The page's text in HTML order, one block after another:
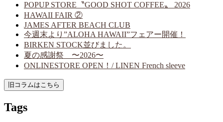
POPUP STORE〝GOOD SHOT COFFEE〟 2026
HAWAII FAIR ②
JAMES AFTER BEACH CLUB
今週末より”ALOHA HAWAII”フェアー開催！
BIRKEN STOCK並びました。
夏の感謝祭 〜2026〜
ONLINESTORE OPEN！/ LINEN French sleeve
Tags